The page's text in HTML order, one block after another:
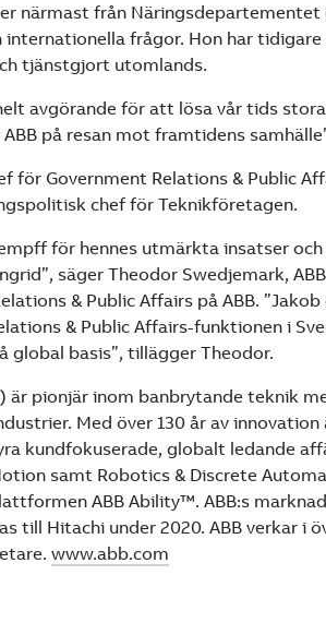
närmast från
internationella frågor. Hon har
tjänstgjort utomlands.
avgörande för att lösa vår tids
på resan mot framtidens
för Government Relations & Public
chef för Teknikföretagen.
för hennes utmärkta insatser
säger Theodor Swedjemark,
& Public Affairs på ABB.
& Public Affairs-funktionen i
global basis”, tillägger Theodor.
är pionjär inom banbrytande teknik
Med över 130 år av innovation
kundfokuserade, globalt ledande
samt Robotics & Discrete
ABB Ability™. ABB:s
till Hitachi under 2020. ABB verkar i
www.abb.com